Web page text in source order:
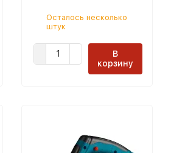
Осталось несколько
штук
В
корзину